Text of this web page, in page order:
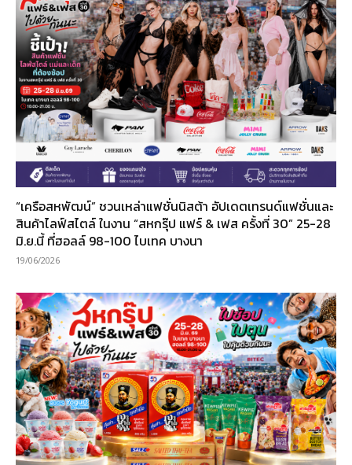
“เครือสหพัฒน์” ชวนเหล่าแฟชั่นนิสต้า อัปเดตเทรนด์แฟชั่นและ
สินค้าไลฟ์สไตล์ ในงาน “สหกรุ๊ป แฟร์ & เฟส ครั้งที่ 30” 25-28
มิ.ย.นี้ ที่ฮอลล์ 98-100 ไบเทค บางนา
19/06/2026